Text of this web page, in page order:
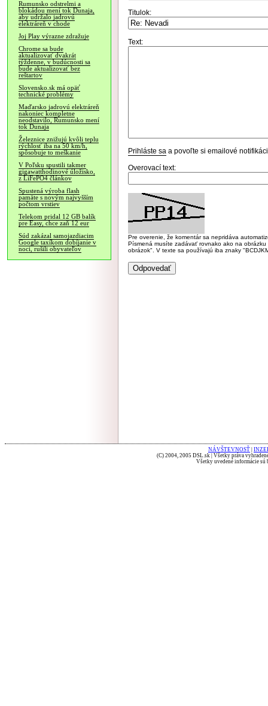
Rumunsko odstrelmi a
blokádou mení tok Dunaja,
aby udržalo jadrovú
elektráreň v chode
Joj Play výrazne zdražuje
Chrome sa bude
aktualizovať dvakrát
týždenne, v budúcnosti sa
bude aktualizovať bez
reštartov
Slovensko.sk má opäť
technické problémy
Maďarsko jadrovú elektráreň
nakoniec kompletne
neodstavilo, Rumunsko mení
tok Dunaja
Železnice znižujú kvôli teplu
rýchlosť iba na 50 km/h,
spôsobuje to meškanie
V Poľsku spustili takmer
gigawatthodinové úložisko,
z LiFePO4 článkov
Spustená výroba flash
pamäte s novým najvyšším
počtom vrstiev
Telekom pridal 12 GB balík
pre Easy, chce zaň 12 eur
Súd zakázal samojazdiacim
Google taxíkom dobíjanie v
noci, rušili obyvateľov
Titulok:
Text:
Prihláste sa a povoľte si emailové
Overovací text:
Pre overenie, že komentár sa nepridáva
Písmená musíte zadávať rovnako ako na
obrázok". V texte sa používajú iba znaky
NÁVŠTEVNOSŤ
(C) 2004, 2005 DSL.sk | Všetky práva
Všetky uvedené informácie sú